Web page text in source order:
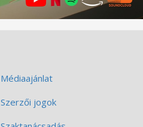
Médiaajánlat
Szerzői jogok